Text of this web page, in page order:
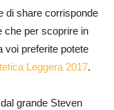
di share corrisponde
che per scoprire in
voi preferite potete
Leggera 2017.
grande Steven